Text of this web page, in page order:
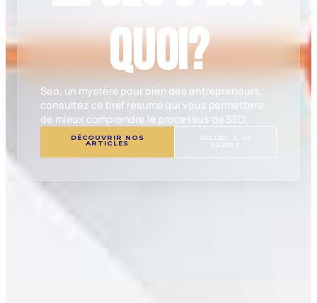
quoi?
Seo, un mystère pour bien des entrepreneurs,
consultez ce bref résumé qui vous permettera
de mieux comprendre le processus de SEO.
DÉCOUVRIR NOS
ARTICLES
PARLER À UN
EXPERT